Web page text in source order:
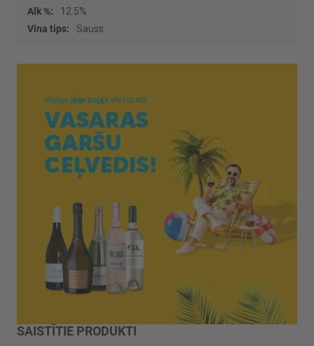
12.5%
Sauss
SAISTĪTIE PRODUKTI